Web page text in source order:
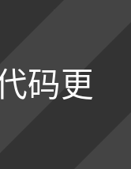
码更